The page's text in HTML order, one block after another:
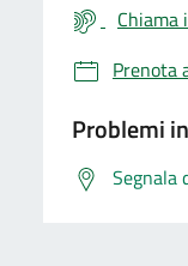
Prenota
Problemi
Segnala